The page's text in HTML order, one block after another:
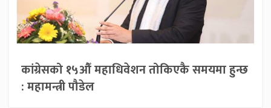
कांग्रेसको १५औँ महाधिवेशन तोकिएकै समयमा हुन्छ
: महामन्त्री पौडेल